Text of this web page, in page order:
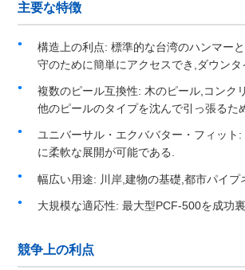
主要な特徴
構造上の利点: 標準的な台湾のハンマー
守のために簡単にアクセスでき,ダウンタ
複数のピール互換性: 木のピール,コンク
他のピールのタイプを沈んで引っ張る
ユニバーサル・エクババター・フィッ
に柔軟な展開が可能である.
幅広い用途: 川岸,建物の基礎,都市パイ
大規模な適応性: 最大型PCF-500を成功
競争上の利点